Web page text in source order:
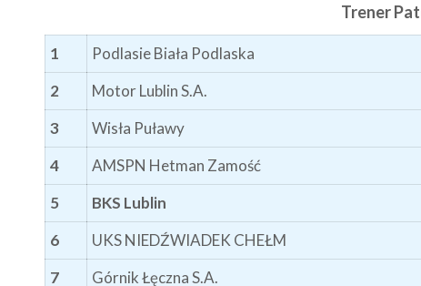
Trener
1 Podlasie Biała Podlaska
2
Motor Lublin S.A.
3
Wisła Puławy
4
AMSPN Hetman Zamość
5
BKS Lublin
6
UKS NIEDŹWIADEK CHEŁM
7
Górnik Łęczna S.A.